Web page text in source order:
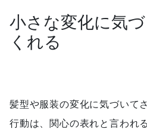
小さな変化に気
くれる
髪型や服装の変化に気づいて
行動は、関心の表れと言われ